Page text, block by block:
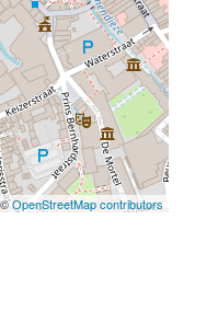
©OpenStreetMap contributors